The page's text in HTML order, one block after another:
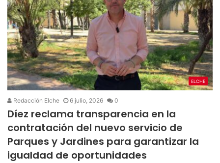
ELCHE
Redacción Elche 6 julio, 2026 0
Díez reclama transparencia en la
contratación del nuevo servicio de
Parques y Jardines para garantizar la
igualdad de oportunidades